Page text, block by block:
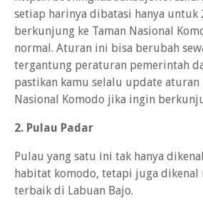
setiap harinya dibatasi hanya untuk
berkunjung ke Taman Nasional
normal. Aturan ini bisa berubah
tergantung peraturan pemerintah
pastikan kamu selalu update aturan
Nasional Komodo jika ingin
2. Pulau Padar
Pulau yang satu ini tak hanya
habitat komodo, tetapi juga
terbaik di Labuan Bajo.